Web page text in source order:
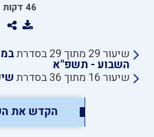
46 דקות
שיעור 29 מתוך 29 בסדרת
השבוע - תשפ"א
שיעור 16 מתוך 36 בסדרת
הקדש את